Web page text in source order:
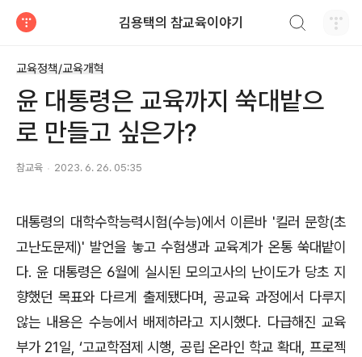
김용택의 참교육이야기
교육정책/교육개혁
윤 대통령은 교육까지 쑥대밭으
로 만들고 싶은가?
참교육 2023. 6. 26. 05:35
대통령의 대학수학능력시험(수능)에서 이른바 '킬러 문항(초
고난도문제 )' 발언을 놓고 수험생과 교육계가 온통 쑥대밭이
다.윤 대통령은 6월에 실시된 모의고사의 난이도가 당초 지
향했던 목표와 다르게 출제됐다며
공교육 과정에서 다루지
않는 내용은 수능에서 배제하라고 지시했다. 다급해진 교육
부가 21일 , ‘고교학점제 시행 공립 온라인 학교 확대 프로젝